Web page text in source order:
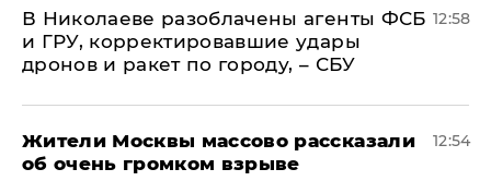
В Николаеве разоблачены агенты ФСБ
и ГРУ, корректировавшие удары
дронов и ракет по городу, – СБУ
12:58
Жители Москвы массово рассказали
об очень громком взрыве
12:54